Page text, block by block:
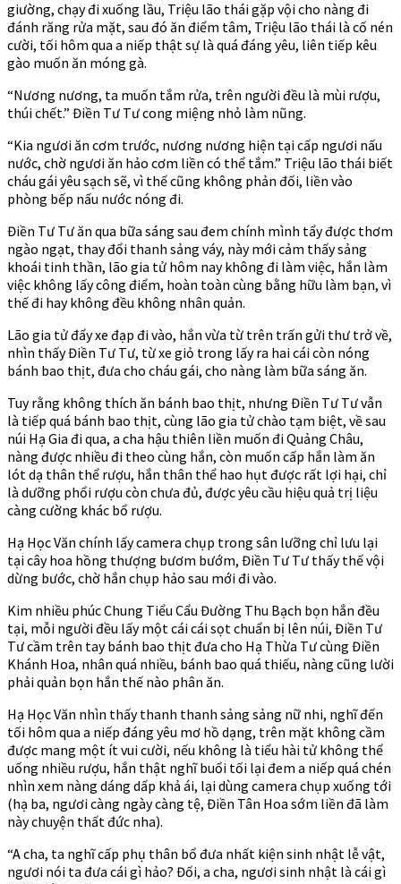
giường, chạy đi xuống lầu, Triệu lão thái gặp vội cho nàng đi
đánh răng rửa mặt, sau đó ăn điểm tâm, Triệu lão thái là cố nén
cười, tối hôm qua a niếp thật sự là quá đáng yêu, liên tiếp kêu
gào muốn ăn móng gà.
“Nương nương, ta muốn tắm rửa, trên người đều là mùi rượu,
thúi chết.” Điền Tư Tư cong miệng nhỏ làm nũng.
“Kia ngươi ăn cơm trước, nương nương hiện tại cấp ngươi nấu
nước, chờ ngươi ăn hảo cơm liền có thể tắm.” Triệu lão thái biết
cháu gái yêu sạch sẽ, vì thế cũng không phản đối, liền vào
phòng bếp nấu nước nóng đi.
Điền Tư Tư ăn qua bữa sáng sau đem chính mình tẩy được thơm
ngào ngạt, thay đổi thanh sảng váy, này mới cảm thấy sảng
khoái tinh thần, lão gia tử hôm nay không đi làm việc, hắn làm
việc không lấy công điểm, hoàn toàn cùng bằng hữu làm bạn, vì
thế đi hay không đều không nhân quản.
Lão gia tử đẩy xe đạp đi vào, hắn vừa từ trên trấn gửi thư trở về,
nhìn thấy Điền Tư Tư, từ xe giỏ trong lấy ra hai cái còn nóng
bánh bao thịt, đưa cho cháu gái, cho nàng làm bữa sáng ăn.
Tuy rằng không thích ăn bánh bao thịt, nhưng Điền Tư Tư vẫn
là tiếp quá bánh bao thịt, cùng lão gia tử chào tạm biệt, về sau
núi Hạ Gia đi qua, a cha hậu thiên liền muốn đi Quảng Châu,
nàng được nhiều đi theo cùng hắn, còn muốn cấp hắn làm ăn
lót dạ thân thể rượu, hắn thân thể hao hụt được rất lợi hại, chỉ
là dưỡng phổi rượu còn chưa đủ, được yêu cầu hiệu quả trị liệu
càng cường khác bổ rượu.
Hạ Học Văn chính lấy camera chụp trong sân lưỡng chỉ lưu lại
tại cây hoa hồng thượng bươm bướm, Điền Tư Tư thấy thế vội
dừng bước, chờ hắn chụp hảo sau mới đi vào.
Kim nhiều phúc Chung Tiểu Cẩu Đường Thu Bạch bọn hắn đều
tại, mỗi người đều lấy một cái cái sọt chuẩn bị lên núi, Điền Tư
Tư cầm trên tay bánh bao thịt đưa cho Hạ Thừa Tư cùng Điền
Khánh Hoa, nhân quá nhiều, bánh bao quá thiếu, nàng cũng lười
phải quản bọn hắn thế nào phân ăn.
Hạ Học Văn nhìn thấy thanh thanh sảng sảng nữ nhi, nghĩ đến
tối hôm qua a niếp đáng yêu mơ hồ dạng, trên mặt không cầm
được mang một ít vui cười, nếu không là tiểu hài tử không thể
uống nhiều rượu, hắn thật nghĩ buổi tối lại đem a niếp quá chén
nhìn xem nàng dáng dấp khả ái, lại dùng camera chụp xuống tới
(hạ ba, ngươi càng ngày càng tệ, Điền Tân Hoa sớm liền đã làm
này chuyện thất đức nha).
“A cha, ta nghĩ cấp phụ thân bổ đưa nhất kiện sinh nhật lễ vật,
ngươi nói ta đưa cái gì hảo? Đối, a cha, ngươi sinh nhật là cái gì